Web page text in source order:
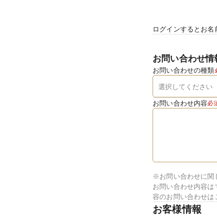
ログインするとお
お問い合わせ情
お問い合わせの種類
お問い合わせ内容必
※お問い合わせに関
お問い合わせ内容
容のお問い合わせ
お客様情報